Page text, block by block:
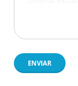
ENVIAR